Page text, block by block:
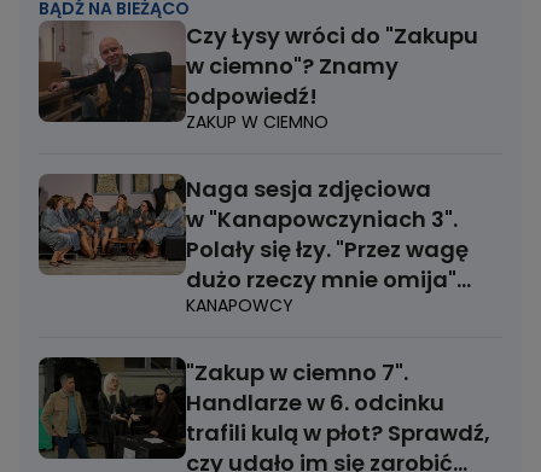
BĄDŹ NA BIEŻĄCO
Czy Łysy wróci do "Zakupu
w ciemno"? Znamy
odpowiedź!
ZAKUP W CIEMNO
Naga sesja zdjęciowa
w "Kanapowczyniach 3".
Polały się łzy. "Przez wagę
dużo rzeczy mnie omija"
[ZDJĘCIA]
KANAPOWCY
"Zakup w ciemno 7".
Handlarze w 6. odcinku
trafili kulą w płot? Sprawdź,
czy udało im się zarobić